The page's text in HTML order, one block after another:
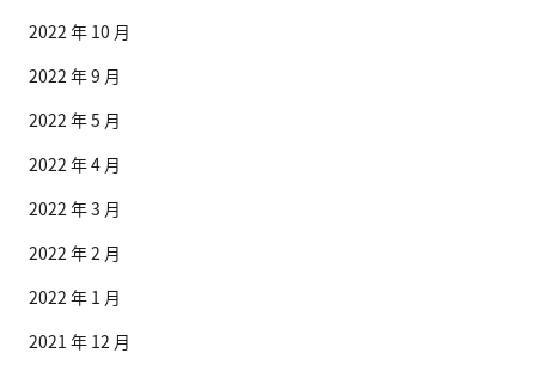
2022 年 10 月
2022 年 9 月
2022 年 5 月
2022 年 4 月
2022 年 3 月
2022 年 2 月
2022 年 1 月
2021 年 12 月